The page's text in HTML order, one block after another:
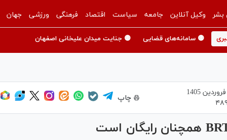
بشر وکیل آنلاین جامعه سیاست اقتصاد فرهنگی ورزشی جهان
🟡 سامانه‌های قضایی 🟡 جنایت میدان علیخانی اصفهان
چاپ